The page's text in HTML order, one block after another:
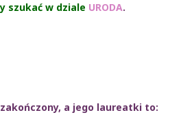
szukać w dziale URODA.
a jego laureatki to: